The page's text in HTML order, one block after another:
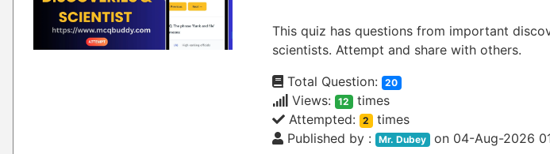
This quiz has questions from important
scientists. Attempt and share with others.
Total Question:
20
Views: 12
times
Attempted:
2
times
Published by :
Mr. Dubey on 04-Aug-2026